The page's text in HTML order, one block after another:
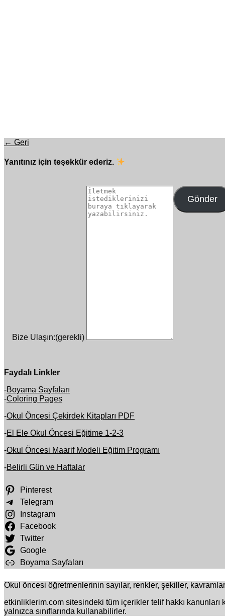
← Geri
Yanıtınız için teşekkür ederiz.
Bize Ulaşın:(gerekli)
Gönder
Faydalı Linkler
-Boyama Sayfaları
-Coloring Pages
-Okul Öncesi Çekirdek Kitapları PDF
-El Ele Okul Öncesi Eğitime 1-2-3
-Okul Öncesi Maarif Modeli Eğitim Programı
-Belirli Gün ve Haftalar
Pinterest
Telegram
Instagram
Facebook
Twitter
Google
Boyama Sayfaları
Okul öncesi öğretmenlerinin sayılar, renkler, şekiller,
etkinliklerim.com sitesindeki tüm içerikler telif hakkı
yalnızca sınıflarında kullanabilirler.